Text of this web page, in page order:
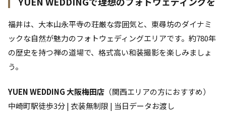
福井は、大本山永平寺の荘厳な雰囲気と、東尋坊のダイナミ
ックな自然が魅力のフォトウェディングエリアです。約780年
の歴史を持つ禅の道場で、格式高い和装撮影を楽しみましょ
う。
YUEN WEDDING 大阪梅田店 （関西エリアの方におすすめ）
中崎町駅徒歩3分 | 衣装無制限 | 当日データお渡し